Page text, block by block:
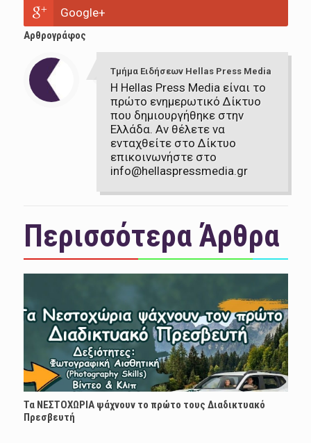
Google+
Αρθρογράφος
Τμήμα Ειδήσεων Hellas Press Media
Η Hellas Press Media είναι το
πρώτο ενημερωτικό Δίκτυο
που δημιουργήθηκε στην
Ελλάδα. Αν θέλετε να
ενταχθείτε στο Δίκτυο
επικοινωνήστε στο
info@hellaspressmedia.gr
Περισσότερα Άρθρα
Τα ΝΕΣΤΟΧΩΡΙΑ ψάχνουν το πρώτο τους Διαδικτυακό
Πρεσβευτή